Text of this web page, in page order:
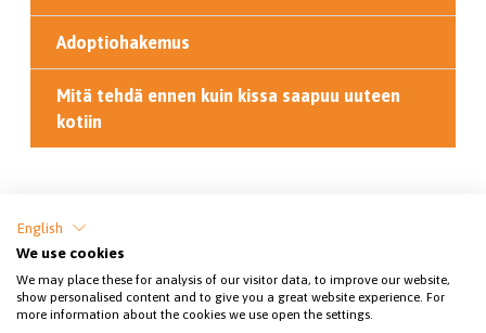
Adoptiohakemus
Mitä tehdä ennen kuin kissa saapuu uuteen
kotiin
English
We use cookies
We may place these for analysis of our visitor data, to improve our website,
show personalised content and to give you a great website experience. For
more information about the cookies we use open the settings.